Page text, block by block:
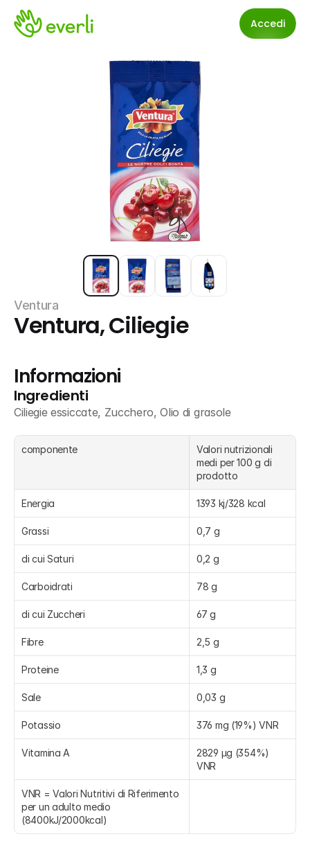
Accedi
Ventura
Ventura, Ciliegie
Informazioni
Ingredienti
Ciliegie essiccate, Zucchero, Olio di grasole
componente
Valori nutrizionali
medi per 100 g di
prodotto
Energia 1393 kj/328 kcal
Grassi 0,7 g
di cui Saturi 0,2 g
Carboidrati 78 g
di cui Zuccheri 67 g
Fibre 2,5 g
Proteine 1,3 g
Sale 0,03 g
Potassio 376 mg (19%) VNR
Vitamina A
2829 µg (354%)
VNR
VNR = Valori Nutritivi di Riferimento
per un adulto medio
(8400kJ/2000kcal)